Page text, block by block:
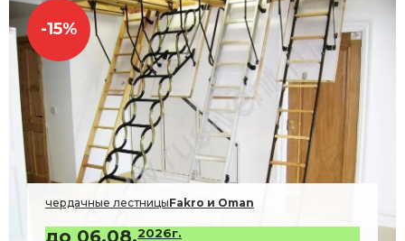
-15%
чердачные лестницыFakro и Oman
2026г.